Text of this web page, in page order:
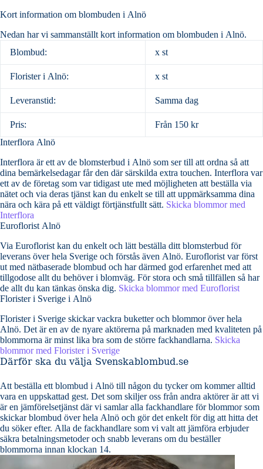
Kort information om blombuden i Alnö
Nedan har vi sammanställt kort information om blombuden i Alnö.
Blombud:
x st
Florister i Alnö: x st
Leveranstid: Samma dag
Pris:
Från 150 kr
Interflora Alnö
Interflora är ett av de blomsterbud i Alnö som ser till att ordna så att
dina bemärkelsedagar får den där särskilda extra touchen. Interflora var
ett av de företag som var tidigast ute med möjligheten att beställa via
nätet och via deras tjänst kan du enkelt se till att uppmärksamma dina
nära och kära på ett väldigt förtjänstfullt sätt. Skicka blommor med
Interflora
Euroflorist Alnö
Via Euroflorist kan du enkelt och lätt beställa ditt blomsterbud för
leverans över hela Sverige och förstås även Alnö. Euroflorist var först
ut med nätbaserade blombud och har därmed god erfarenhet med att
tillgodose allt du behöver i blomväg. För stora och små tillfällen så har
de allt du kan tänkas önska dig. Skicka blommor med Euroflorist
Florister i Sverige i Alnö
Florister i Sverige skickar vackra buketter och blommor över hela
Alnö. Det är en av de nyare aktörerna på marknaden med kvaliteten på
blommorna är minst lika bra som de större fackhandlarna. Skicka
blommor med Florister i Sverige
Därför ska du välja Svenskablombud.se
Att beställa ett blombud i Alnö till någon du tycker om kommer alltid
vara en uppskattad gest. Det som skiljer oss från andra aktörer är att vi
är en jämförelsetjänst där vi samlar alla fackhandlare för blommor som
skickar blombud över hela Alnö och gör det enkelt för dig att hitta det
du söker efter. Alla de fackhandlare som vi valt att jämföra erbjuder
säkra betalningsmetoder och snabb leverans om du beställer
blommorna innan klockan 14.